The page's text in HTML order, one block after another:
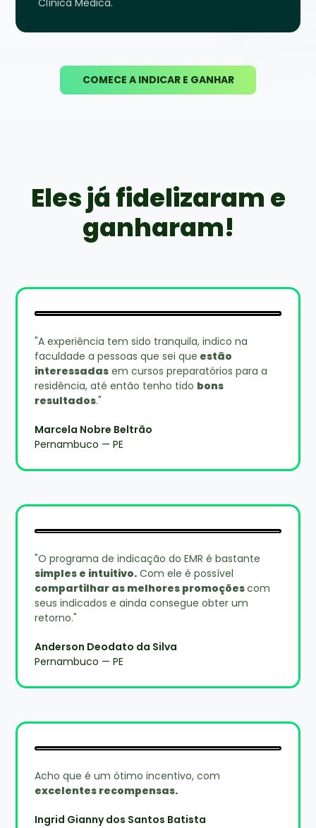
COMECE A INDICAR E GANHAR
Eles já fidelizaram e
ganharam!
"A experiência tem sido tranquila, indico na
faculdade a pessoas que sei que estão
interessadas em cursos preparatórios para a
residência, até então tenho tido bons
resultados."
Marcela Nobre Beltrão
Pernambuco — PE
"O programa de indicação do EMR é bastante
simples e intuitivo. Com ele é possível
compartilhar as melhores promoçõescom
seus indicados e ainda consegue obter um
retorno."
Anderson Deodato da Silva
Pernambuco — PE
Acho que é um ótimo incentivo, com
excelentes recompensas.
Ingrid Gianny dos Santos Batista